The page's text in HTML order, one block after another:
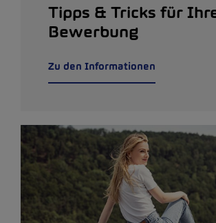
Tipps & Tricks für
Bewerbung
Zu den Informationen